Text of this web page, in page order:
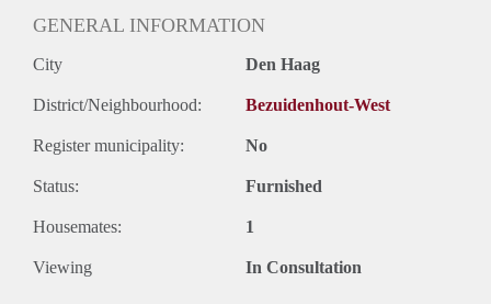
GENERAL INFORMATION
City Den Haag
District/Neighbourhood: Bezuidenhout-West
Register municipality: No
Status: Furnished
Housemates: 1
Viewing In Consultation